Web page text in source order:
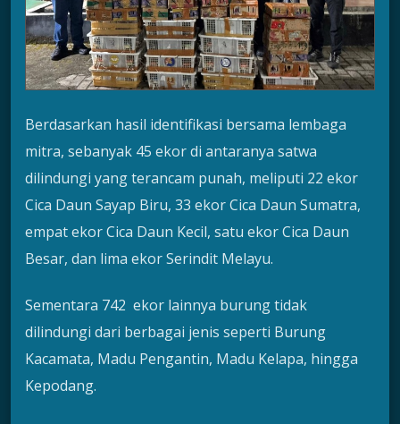
Berdasarkan hasil identifikasi bersama lembaga
mitra, sebanyak 45 ekor di antaranya satwa
dilindungi yang terancam punah, meliputi 22 ekor
Cica Daun Sayap Biru, 33 ekor Cica Daun Sumatra,
empat ekor Cica Daun Kecil, satu ekor Cica Daun
Besar, dan lima ekor Serindit Melayu.
Sementara 742 ekor lainnya burung tidak
dilindungi dari berbagai jenis seperti Burung
Kacamata, Madu Pengantin, Madu Kelapa, hingga
Kepodang.